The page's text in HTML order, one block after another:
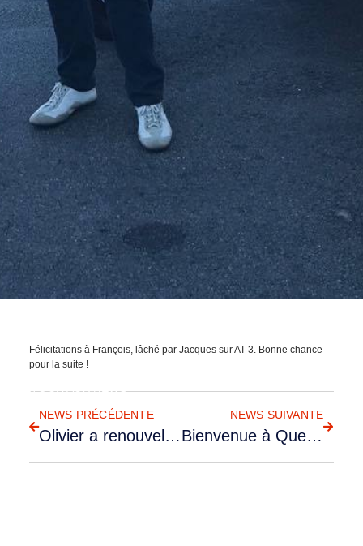
RETOUR AUX NEWS
Félicitations à François, lâché par Jacques sur AT-3. Bonne chance
pour la suite !
NEWS PRÉCÉDENTE
Olivier a renouvelé sa SEP aujourd’hui sur F-HSBC.
NEWS SUIVANTE
Bienvenue à Quentin, notre nouvel instructeur bénévole !